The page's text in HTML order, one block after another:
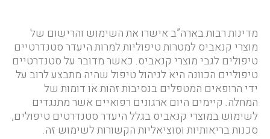
מדינות רבות בארה”ב אישרו את השימוש והרישום של
מוצרי קנאביס למטרות טיפוליות למרות היעדר סטנדרטיים
טיפולים לגבי מוצרי קנאביס. כאשר מדובר על סטנדרטיים
טיפוליים הכוונה היא לניהול טיפול שהיה מתבצע לרוב על
ידי הרופאים המטפלים בנסיבות זהות או דומות של
המחלה. קיימים היום ארגונים רפואיים אשר מתנגדים
לשימוש במוצרי קנאביס בגלל היעדר סטנדרטים טיפולים,
סכנות בריאותיות וסוציאליות הקשורות לשימוש זה.